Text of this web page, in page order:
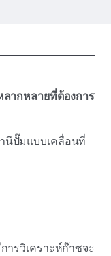
ลากหลายที่ต้องการ
นีปั๊มแบบเคลื่อนที่
ารวิเคราะห์ก๊าซจะ